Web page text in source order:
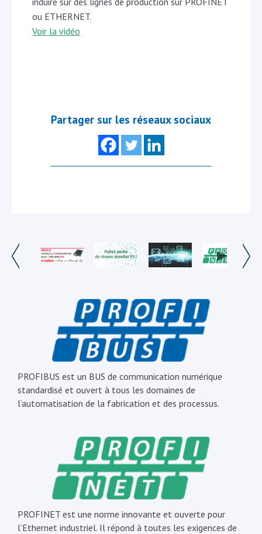
ou ETHERNET.
Voir la vidéo
Partager sur les réseaux sociaux
PROFIBUS est un BUS de communication numérique
standardisé et ouvert à tous les domaines de
l’automatisation de la fabrication et des processus.
PROFINET est une norme innovante et ouverte pour
l’Ethernet industriel. Il répond à toutes les exigences de